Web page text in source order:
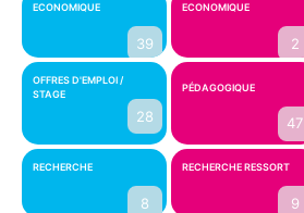
ECONOMIQUE
39
ECONOMIQUE
2
OFFRES D'EMPLOI /
STAGE
28
PÉDAGOGIQUE
47
RECHERCHE
8
RECHERCHE RESSORT
9